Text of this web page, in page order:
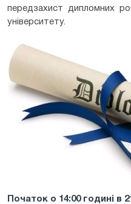
передзахист дипломних
університету.
Початок о 14:00 годині в